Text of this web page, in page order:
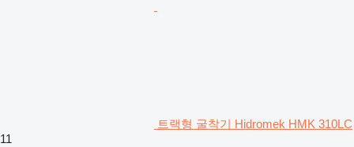
트랙형 굴착기 Hidromek HMK 310LC
11